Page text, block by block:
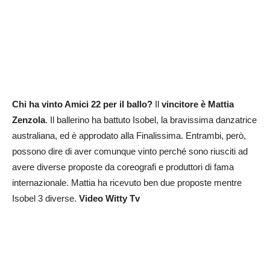
Chi ha vinto Amici 22 per il ballo?
vincitore è Mattia
Zenzola. Il ballerino ha battuto Isobel, la bravissima danzatrice
australiana, ed è approdato alla Finalissima. Entrambi, però,
possono dire di aver comunque vinto perché sono riusciti ad
avere diverse proposte da coreografi e produttori di fama
internazionale. Mattia ha ricevuto ben due proposte mentre
Isobel 3 diverse. Video Witty Tv